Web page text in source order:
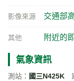
影像來源 交通部
其他 附近的
氣象資訊
測站： 國三N425K